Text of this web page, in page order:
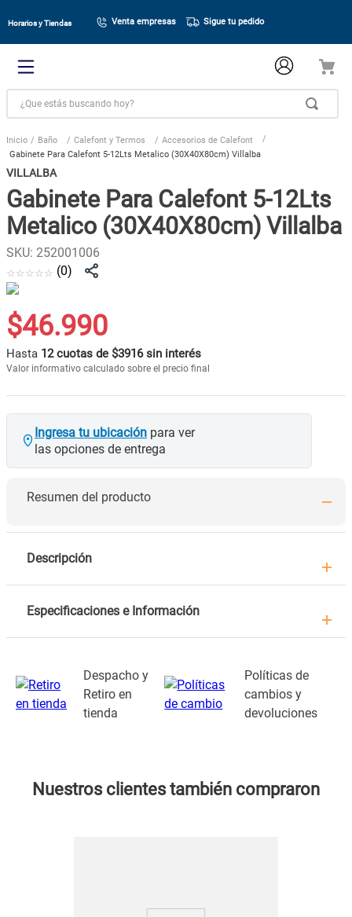
Horarios y Tiendas Venta empresas Sigue tu pedido
¿Que estás buscando hoy?
Baño Calefont y Termos
Accesorios de Calefont
Gabinete Para Calefont 5-12Lts Metalico (30X40X80cm) Villalba
VILLALBA
Gabinete Para Calefont 5-12Lts
Metalico (30X40X80cm) Villalba
SKU: 252001006
☆ ☆ ☆ ☆ ☆ (0)
$46.990
Hasta 12 cuotas de $3916 sin interés
Valor informativo calculado sobre el precio final
Ingresa tu ubicación para ver
las opciones de entrega
Resumen del producto
Descripción
Especificaciones e Información
Despacho y
Retiro en
tienda
Políticas de
cambios y
devoluciones
Nuestros clientes también compraron